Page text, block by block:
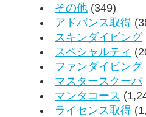
その他 (349)
アドバンス取得
スキンダイビング
スペシャルティ
ファンダイビング
マスタースクーバ
マンタコース
ライセンス取得